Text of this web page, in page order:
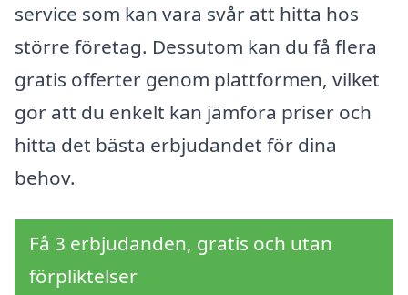
service som kan vara svår att hitta hos
större företag. Dessutom kan du få flera
gratis offerter genom plattformen, vilket
gör att du enkelt kan jämföra priser och
hitta det bästa erbjudandet för dina
behov.
Få 3 erbjudanden, gratis och utan
förpliktelser